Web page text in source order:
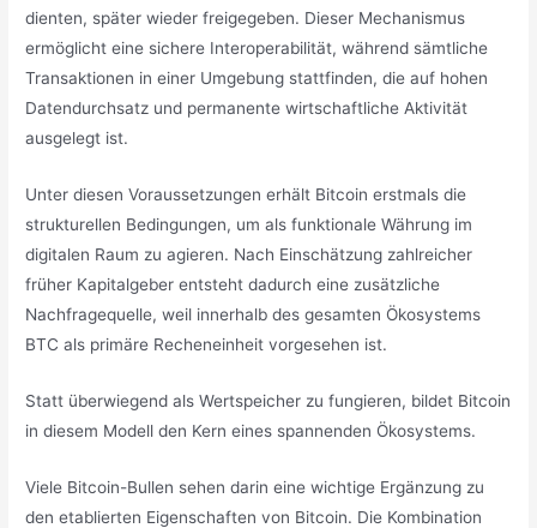
dienten, später wieder freigegeben. Dieser Mechanismus
ermöglicht eine sichere Interoperabilität, während sämtliche
Transaktionen in einer Umgebung stattfinden, die auf hohen
Datendurchsatz und permanente wirtschaftliche Aktivität
ausgelegt ist.
Unter diesen Voraussetzungen erhält Bitcoin erstmals die
strukturellen Bedingungen, um als funktionale Währung im
digitalen Raum zu agieren. Nach Einschätzung zahlreicher
früher Kapitalgeber entsteht dadurch eine zusätzliche
Nachfragequelle, weil innerhalb des gesamten Ökosystems
BTC als primäre Recheneinheit vorgesehen ist.
Statt überwiegend als Wertspeicher zu fungieren, bildet Bitcoin
in diesem Modell den Kern eines spannenden Ökosystems.
Viele Bitcoin-Bullen sehen darin eine wichtige Ergänzung zu
den etablierten Eigenschaften von Bitcoin. Die Kombination